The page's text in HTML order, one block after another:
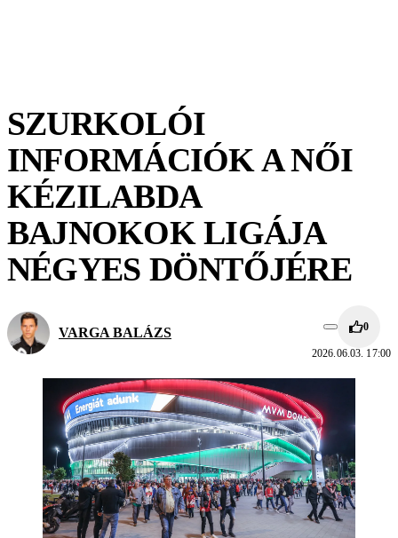
SZURKOLÓI
INFORMÁCIÓK A NŐI
KÉZILABDA
BAJNOKOK LIGÁJA
NÉGYES DÖNTŐJÉRE
VARGA BALÁZS 0
2026.06.03. 17:00